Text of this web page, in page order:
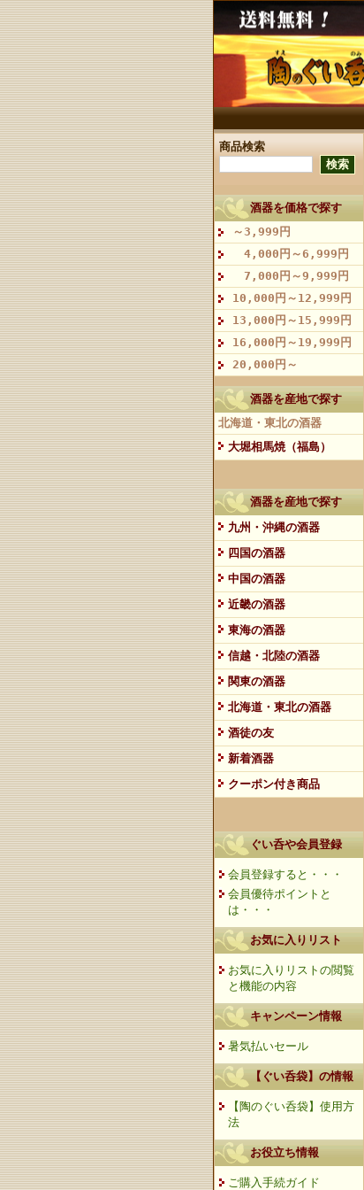
商品検索
酒器を価格で探す
～3,999円
4,000円～6,999円
7,000円～9,999円
10,000円～12,999円
13,000円～15,999円
16,000円～19,999円
20,000円～
酒器を産地で探す
北海道・東北の酒器
大堀相馬焼（福島）
酒器を産地で探す
九州・沖縄の酒器
四国の酒器
中国の酒器
近畿の酒器
東海の酒器
信越・北陸の酒器
関東の酒器
北海道・東北の酒器
酒徒の友
新着酒器
クーポン付き商品
ぐい呑や会員登録
会員登録すると・・・
会員優待ポイントと
は・・・
お気に入りリスト
お気に入りリストの閲覧
と機能の内容
キャンペーン情報
暑気払いセール
【ぐい呑袋】の情報
【陶のぐい呑袋】使用方
法
お役立ち情報
ご購入手続ガイド